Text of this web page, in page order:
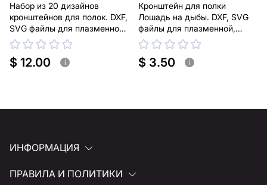
Набор из 20 дизайнов
кронштейнов для полок. DXF,
SVG файлы для плазменной,
лазерной резки. Держатель
для полки
$ 12.00 i
Кронштейн для полки
Лошадь на дыбы. DXF, SVG
файлы для плазменной,
лазерной резки. Держатель
для полки
$ 3.50 i
ИНФОРМАЦИЯ
ПРАВИЛА И ПОЛИТИКИ